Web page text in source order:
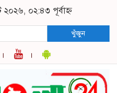
২০২৬, ০২:৪৩ পূর্বাহ্ন
খুঁজুন